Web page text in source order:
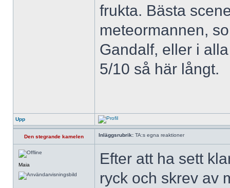
frukta. Bästa
meteormannen,
Gandalf, eller i
5/10 så här långt.
Upp
Den stegrande kamelen Inläggsrubrik: TA:s egna reaktioner
Maia
Efter att ha sett
ryck och skrev av